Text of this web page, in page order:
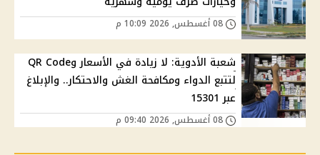
شعبة الأدوية: لا زيادة في الأسعار وQR Code
لتتبع الدواء ومكافحة الغش والاحتكار.. والإبلاغ
عبر 15301